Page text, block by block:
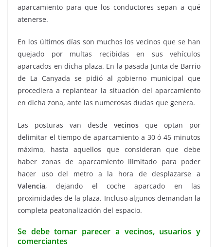
aparcamiento para que los conductores sepan a qué
atenerse.
En los últimos días son muchos los vecinos que se han
quejado por multas recibidas en sus vehículos
aparcados en dicha plaza. En la pasada Junta de Barrio
de La Canyada se pidió al gobierno municipal que
procediera a replantear la situación del aparcamiento
en dicha zona, ante las numerosas dudas que genera.
Las posturas van desde vecinos que optan por
delimitar el tiempo de aparcamiento a 30 ó 45 minutos
máximo, hasta aquellos que consideran que debe
haber zonas de aparcamiento ilimitado para poder
hacer uso del metro a la hora de desplazarse a
Valencia, dejando el coche aparcado en las
proximidades de la plaza. Incluso algunos demandan la
completa peatonalización del espacio.
Se debe tomar parecer a vecinos, usuarios y
comerciantes